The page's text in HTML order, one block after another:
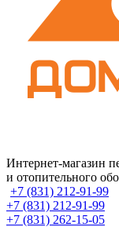
Интернет-магазин
и отопительного
+7 (831) 212-91-99
+7 (831) 212-91-99
+7 (831) 262-15-05